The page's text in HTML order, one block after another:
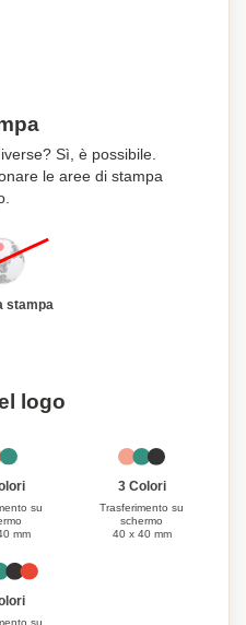
al momento della
promozionale è perfetto
squadra e omaggi. Può
e fai conoscere il
promozionale di alta
Sì, è possibile.
le aree di stampa
stampa
logo
su
mm
3 Colori
Trasferimento su
schermo
40 x 40 mm
su